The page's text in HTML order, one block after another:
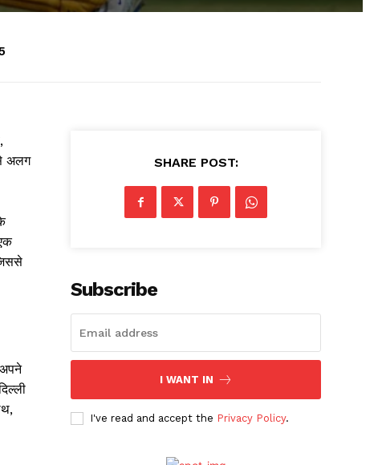
अलग
SHARE POST:
Subscribe
I WANT IN
I've read and accept the Privacy Policy.